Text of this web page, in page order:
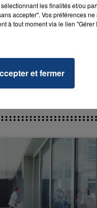
les finalités et/ou
accepter". Vos préférences
à tout moment via le lien
et fermer